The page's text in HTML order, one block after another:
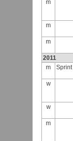
m
m
m
2011
m
Sprint
w
w
m